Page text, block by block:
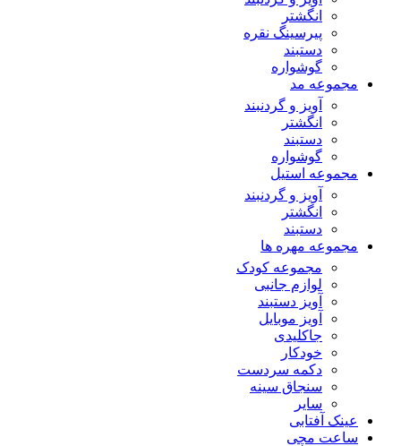
انگشتر
پیرسینگ نقره
دستبند
گوشواره
مجموعه مد
آویز و گردنبند
انگشتر
دستبند
گوشواره
مجموعه استیل
آویز و گردنبند
انگشتر
دستبند
مجموعه مهره ها
مجموعه کودک
لوازم جانبی
آویز دستبند
آویز موبایل
جاکلیدی
خودکار
دکمه سردست
سنجاق سینه
سایر
عینک آفتابی
ساعت مچی